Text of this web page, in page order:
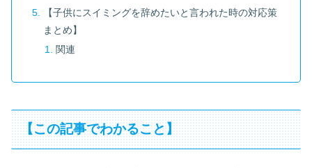
【子供にスイミングを辞めたいと言われた時の対応策
まとめ】
関連
【この記事でわかること】